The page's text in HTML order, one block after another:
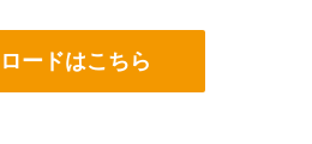
ードはこちら